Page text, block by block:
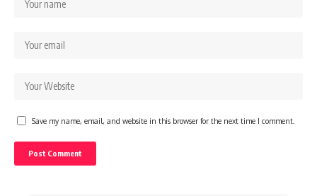
Save my name, email, and website in this browser for the next time I comment.